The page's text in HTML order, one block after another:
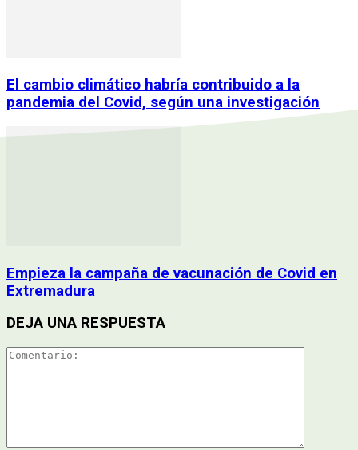
El cambio climático habría contribuido a la
pandemia del Covid, según una investigación
Empieza la campaña de vacunación de Covid en
Extremadura
DEJA UNA RESPUESTA